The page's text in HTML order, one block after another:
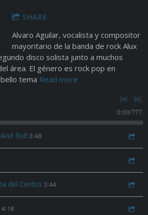
SHARE
Alvaro Aguilar, vocalista y compositor
mayoritario de la banda de rock Alux
disco solista junto a muchos
área. El género es rock pop en
tema Read more
0:00/???
Roll 3:48
del Centro 3:44
4:18